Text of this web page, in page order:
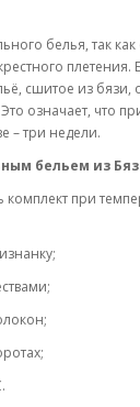
белья, так
сшитое из
означает, что
– три недели.
бельем из
при